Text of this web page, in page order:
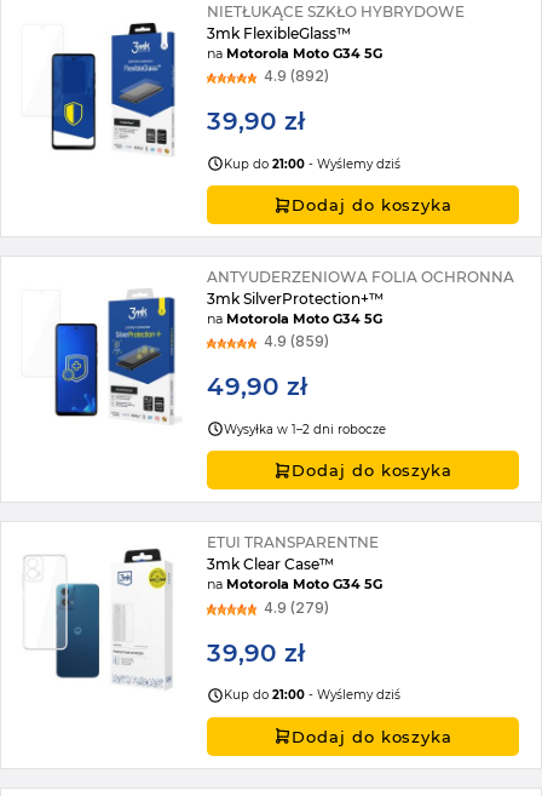
NIETŁUKĄCE SZKŁO HYBRYDOWE
3mk FlexibleGlass™
naMotorola Moto G34 5G
4.9 (892)
39,90 zł
Kup do21:00 - Wyślemy dziś
Dodaj do koszyka
ANTYUDERZENIOWA FOLIA OCHRONNA
3mk SilverProtection+™
naMotorola Moto G34 5G
4.9 (859)
49,90 zł
Wysyłka w 1–2 dni robocze
Dodaj do koszyka
ETUI TRANSPARENTNE
3mk Clear Case™
naMotorola Moto G34 5G
4.9 (279)
39,90 zł
Kup do21:00 - Wyślemy dziś
Dodaj do koszyka